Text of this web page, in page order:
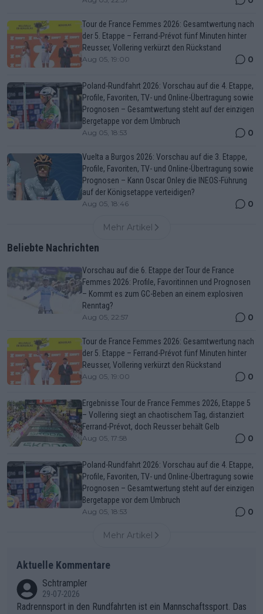
Tour de France Femmes 2026: Gesamtwertung nach
der 5. Etappe – Ferrand-Prévot fünf Minuten hinter
Reusser, Vollering verkürzt den Rückstand
Aug 05, 19:00 0
Poland-Rundfahrt 2026: Vorschau auf die 4. Etappe,
Profile, Favoriten, TV- und Online-Übertragung sowie
Prognosen – Gesamtwertung steht auf der einzigen
Bergetappe vor dem Umbruch
Aug 05, 18:53 0
Vuelta a Burgos 2026: Vorschau auf die 3. Etappe,
Profile, Favoriten, TV- und Online-Übertragung sowie
Prognosen – Kann Oscar Onley die INEOS-Führung
auf der Königsetappe verteidigen?
Aug 05, 18:46 0
Mehr Artikel
Beliebte Nachrichten
Vorschau auf die 6. Etappe der Tour de France
Femmes 2026: Profile, Favoritinnen und Prognosen
– Kommt es zum GC-Beben an einem explosiven
Renntag?
Aug 05, 22:57 0
Tour de France Femmes 2026: Gesamtwertung nach
der 5. Etappe – Ferrand-Prévot fünf Minuten hinter
Reusser, Vollering verkürzt den Rückstand
Aug 05, 19:00 0
Ergebnisse Tour de France Femmes 2026, Etappe 5
– Vollering siegt an chaotischem Tag, distanziert
Ferrand-Prévot, doch Reusser behält Gelb
Aug 05, 17:58 0
Poland-Rundfahrt 2026: Vorschau auf die 4. Etappe,
Profile, Favoriten, TV- und Online-Übertragung sowie
Prognosen – Gesamtwertung steht auf der einzigen
Bergetappe vor dem Umbruch
Aug 05, 18:53 0
Mehr Artikel
Aktuelle Kommentare
Schtrampler
29-07-2026
Radrennsport in den Rundfahrten ist ein Mannschaftssport. Das